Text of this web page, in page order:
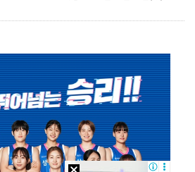
대한축구협회의 '심판 성접대'…최악의 경우 런던 올림픽…
외신까지 퍼지고 있는 축구협회 성접대 논란…2002 한…
태국에서 새 도전 시작하는 박항서 감독 "원팀 만들어 …
대놓고 '심판 마사지'로 결재 받기도…최종 결재권자는 …
위' 김민별, 2라운드 7타 줄이며 7…